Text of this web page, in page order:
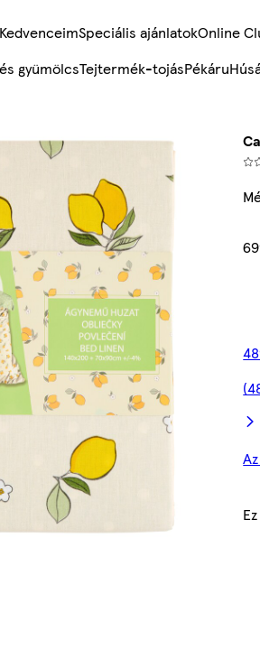
KedvenceimSpeciális ajánlatokOnline
gyümölcsTejtermék-tojásPékáru